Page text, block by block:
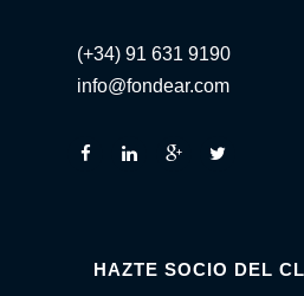
(+34) 91 631 9190
info@fondear.com
HAZTE SOCIO DEL